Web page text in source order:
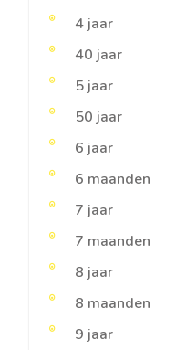
4 jaar
40 jaar
5 jaar
50 jaar
6 jaar
6 maanden
7 jaar
7 maanden
8 jaar
8 maanden
9 jaar